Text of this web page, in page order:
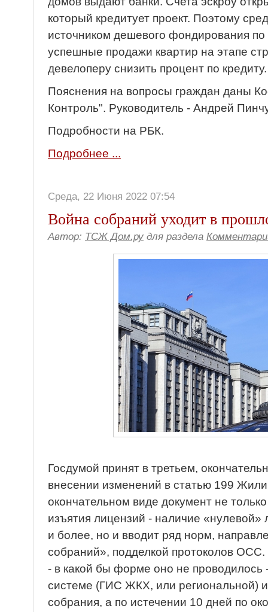
который кредитует проект. Поэтому
источником дешевого фондирования
успешные продажи квартир на этапе
девелоперу снизить процент по кредиту.
Пояснения на вопросы граждан даны
Контроль". Руководитель - Андрей
Подробности на РБК.
Подробнее ...
Среда, 22 Июня 2022 07:54
Война собраний уходит в
Автор: ТСЖ Дом.ру для раздела
Госдумой принят в третьем,
внесении изменений в статью 199
окончательном виде документ не
изъятия лицензий - наличие «нулевой»
и более, но и вводит ряд норм,
собраний», подделкой протоколов
- в какой бы форме оно не проводилось
системе (ГИС ЖКХ, или региональной)
собрания, а по истечении 10 дней по